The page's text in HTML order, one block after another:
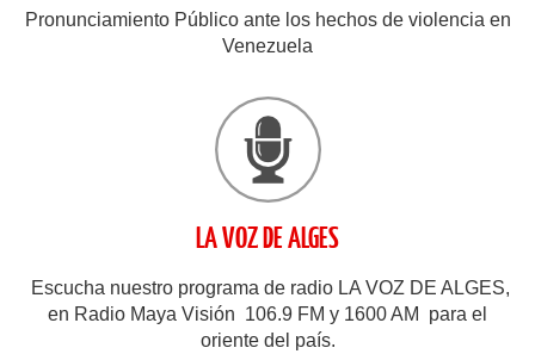
Pronunciamiento Público ante los hechos de violencia en
Venezuela
LA VOZ DE ALGES
Escucha nuestro programa de radio LA VOZ DE ALGES,
en Radio Maya Visión 106.9 FM y 1600 AM para el
oriente del país.